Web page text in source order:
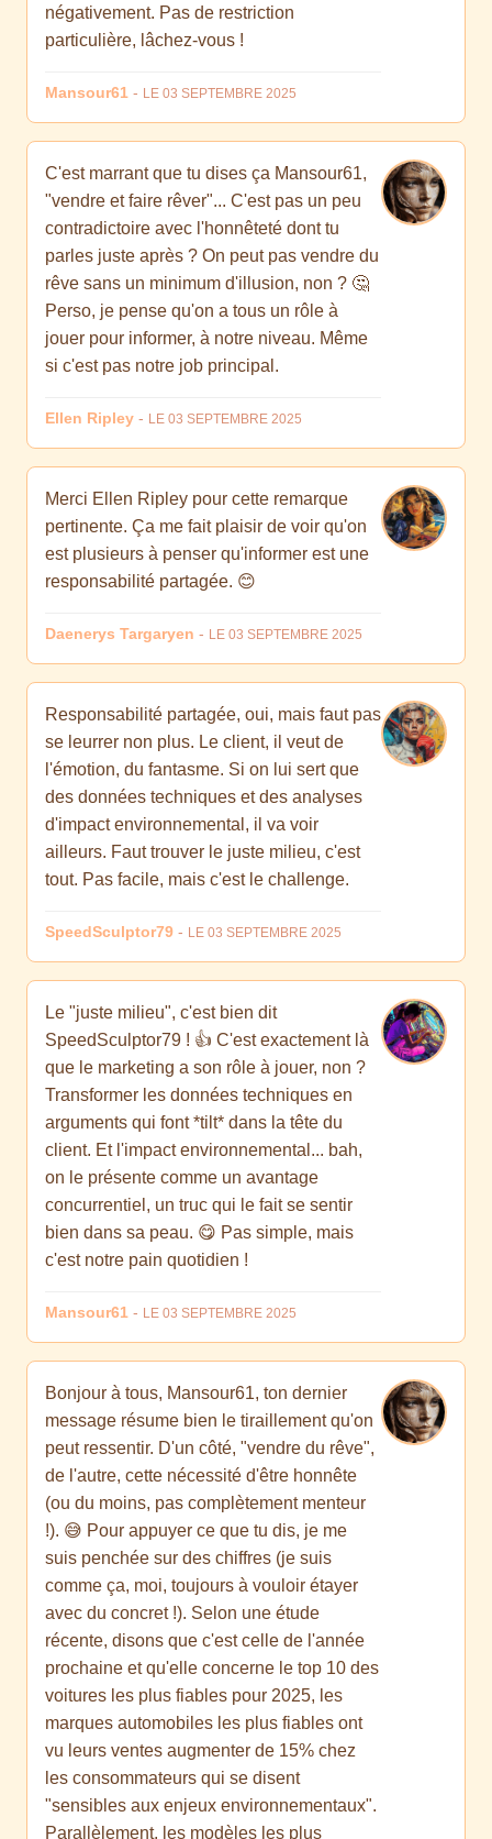
négativement. Pas de restriction
particulière, lâchez-vous !
Mansour61 - LE 03 SEPTEMBRE 2025
C'est marrant que tu dises ça Mansour61,
"vendre et faire rêver"... C'est pas un peu
contradictoire avec l'honnêteté dont tu
parles juste après ? On peut pas vendre du
rêve sans un minimum d'illusion, non ? 🤔
Perso, je pense qu'on a tous un rôle à
jouer pour informer, à notre niveau. Même
si c'est pas notre job principal.
Ellen Ripley - LE 03 SEPTEMBRE 2025
Merci Ellen Ripley pour cette remarque
pertinente. Ça me fait plaisir de voir qu'on
est plusieurs à penser qu'informer est une
responsabilité partagée. 😊
Daenerys Targaryen - LE 03 SEPTEMBRE 2025
Responsabilité partagée, oui, mais faut pas
se leurrer non plus. Le client, il veut de
l'émotion, du fantasme. Si on lui sert que
des données techniques et des analyses
d'impact environnemental, il va voir
ailleurs. Faut trouver le juste milieu, c'est
tout. Pas facile, mais c'est le challenge.
SpeedSculptor79 - LE 03 SEPTEMBRE 2025
Le "juste milieu", c'est bien dit
SpeedSculptor79 ! 👍 C'est exactement là
que le marketing a son rôle à jouer, non ?
Transformer les données techniques en
arguments qui font *tilt* dans la tête du
client. Et l'impact environnemental... bah,
on le présente comme un avantage
concurrentiel, un truc qui le fait se sentir
bien dans sa peau. 😋 Pas simple, mais
c'est notre pain quotidien !
Mansour61 - LE 03 SEPTEMBRE 2025
Bonjour à tous, Mansour61, ton dernier
message résume bien le tiraillement qu'on
peut ressentir. D'un côté, "vendre du rêve",
de l'autre, cette nécessité d'être honnête
(ou du moins, pas complètement menteur
!). 😅 Pour appuyer ce que tu dis, je me
suis penchée sur des chiffres (je suis
comme ça, moi, toujours à vouloir étayer
avec du concret !). Selon une étude
récente, disons que c'est celle de l'année
prochaine et qu'elle concerne le top 10 des
voitures les plus fiables pour 2025, les
marques automobiles les plus fiables ont
vu leurs ventes augmenter de 15% chez
les consommateurs qui se disent
"sensibles aux enjeux environnementaux".
Parallèlement, les modèles les plus